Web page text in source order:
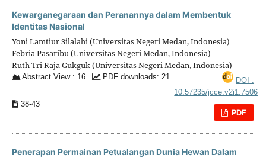
Kewarganegaraan dan Peranannya dalam Membentuk
Identitas Nasional
Yoni Lamtiur Silalahi (Universitas Negeri Medan, Indonesia)
Febria Pasaribu (Universitas Negeri Medan, Indonesia)
Ruth Tri Raja Gukguk (Universitas Negeri Medan, Indonesia)
Abstract View : 16 PDF downloads: 21
DOI :
10.57235/jcce.v2i1.7506
38-43
PDF
Penerapan Permainan Petualangan Dunia Hewan Dalam